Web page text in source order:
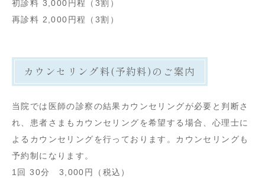
初診料 3,000円程（3割）
再診料 2,000円程（3割）
カウンセリング料(予約料)のご案内
当院では医師の診察の結果カウンセリングが必要と判断さ
れ、患者さまもカウンセリングを希望する場合、心理士に
よるカウンセリングを行っております。カウンセリングも
予約制になります。
1回 30分 3,000円（税込）